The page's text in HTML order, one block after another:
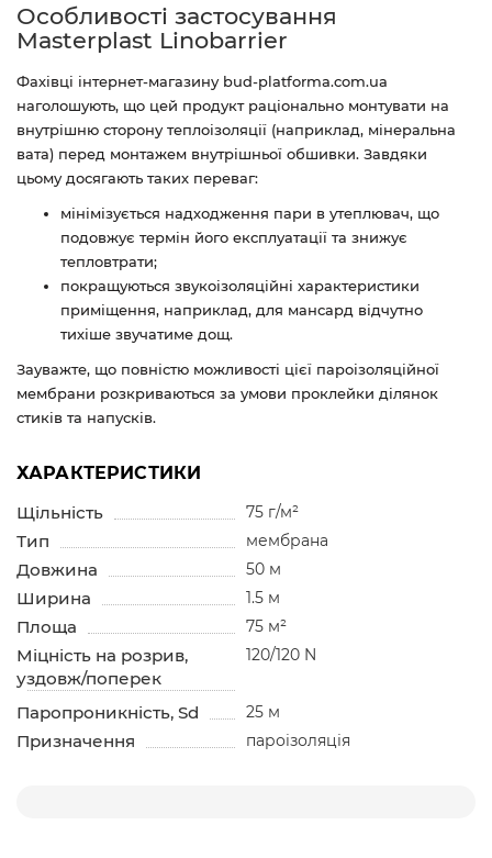
Особливості застосування
Masterplast Linobarrier
Фахівці інтернет-магазину bud-platforma.com.ua
наголошують, що цей продукт раціонально монтувати на
внутрішню сторону теплоізоляції (наприклад, мінеральна
вата) перед монтажем внутрішньої обшивки. Завдяки
цьому досягають таких переваг:
мінімізується надходження пари в утеплювач, що
подовжує термін його експлуатації та знижує
тепловтрати;
покращуються звукоізоляційні характеристики
приміщення, наприклад, для мансард відчутно
тихіше звучатиме дощ.
Зауважте, що повністю можливості цієї пароізоляційної
мембрани розкриваються за умови проклейки ділянок
стиків та напусків.
ХАРАКТЕРИСТИКИ
Щільність
75 г/м²
Тип мембрана
Довжина 50 м
Ширина 1.5 м
Площа 75 м²
Міцність на розрив,
уздовж/поперек
120/120 N
Паропроникність, Sd 25 м
Призначення пароізоляція